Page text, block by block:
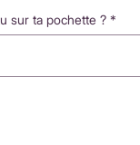
sur ta pochette ? *